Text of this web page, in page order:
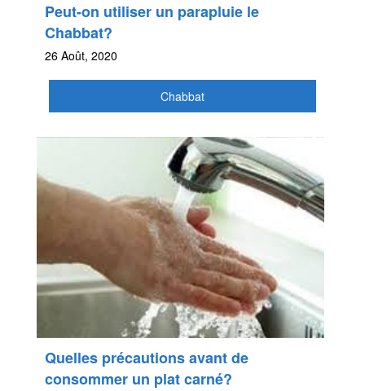
Peut-on utiliser un parapluie le
Chabbat?
26 Août, 2020
Chabbat
Quelles précautions avant de
consommer un plat carné?